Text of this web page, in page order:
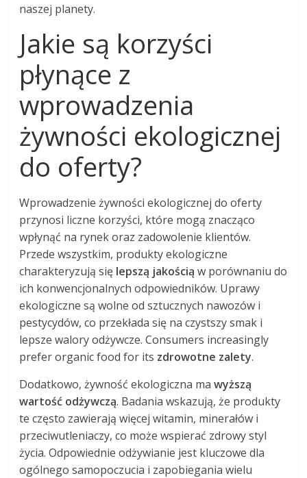
naszej planety.
Jakie są korzyści
płynące z
wprowadzenia
żywności ekologicznej
do oferty?
Wprowadzenie żywności ekologicznej do oferty
przynosi liczne korzyści, które mogą znacząco
wpłynąć na rynek oraz zadowolenie klientów.
Przede wszystkim, produkty ekologiczne
charakteryzują się lepszą jakością w porównaniu do
ich konwencjonalnych odpowiedników. Uprawy
ekologiczne są wolne od sztucznych nawozów i
pestycydów, co przekłada się na czystszy smak i
lepsze walory odżywcze. Consumers increasingly
prefer organic food for its zdrowotne zalety.
Dodatkowo, żywność ekologiczna mawyższą
wartość odżywczą. Badania wskazują, że produkty
te często zawierają więcej witamin, minerałów i
przeciwutleniaczy, co może wspierać zdrowy styl
życia. Odpowiednie odżywianie jest kluczowe dla
ogólnego samopoczucia i zapobiegania wielu